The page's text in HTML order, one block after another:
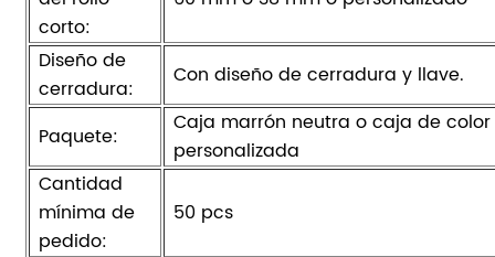
corto:
Diseño de
cerradura:
Con diseño de cerradura y llave.
Paquete:
Caja marrón neutra o caja de color
personalizada
Cantidad
mínima de
pedido:
50 pcs